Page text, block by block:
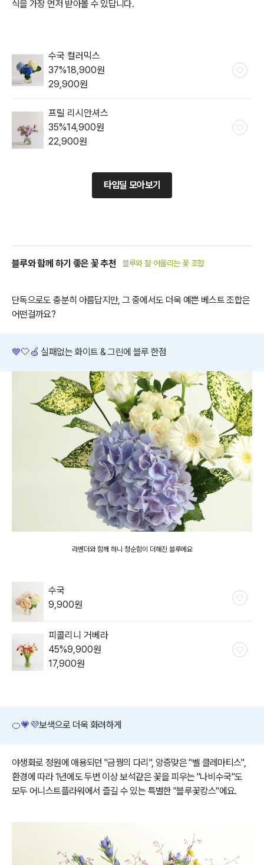
식을 가장 먼저 받아볼 수 있답니다.
수국 컬러믹스
37%18,900원
29,900원
프릴 리시안셔스
35%14,900원
22,900원
타임딜 모아보기
블루와 함께 하기 좋은 꽃 추천 블루와 잘 어울리는 꽃 조합
단독으로도 충분히 아름답지만, 그 중에서도 더욱 예쁜 베스트 조합은
어떤걸까요?
💙🤍🍏실패없는 화이트 & 그린에 블루 한점
라벤더와 함께 하니 청순함이 더해진 블루에요
수국
9,900원
피콜리니 거베라
45%9,900원
17,900원
🍊💗 💜보색으로 더욱 화려하게
야생화로 정원에 애용되던 "금꿩의 다리", 앙증맞은 "벨 클레마티스",
환경에 따라 1년에도 두번 이상 보석같은 꽃을 피우는 "나비수국"도
모두 어니스트플라워에서 즐길 수 있는 특별한 "블루꽃캉스"에요.